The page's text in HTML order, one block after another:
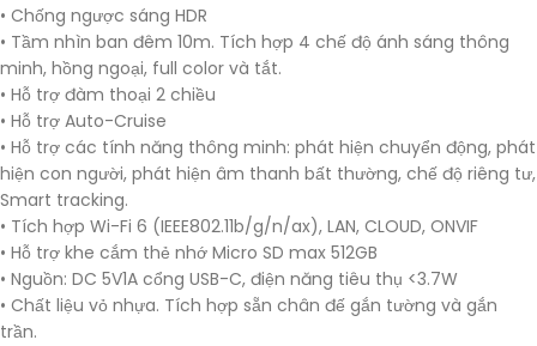
• Chống ngược sáng HDR
• Tầm nhìn ban đêm 10m. Tích hợp 4 chế độ ánh sáng thông
minh, hồng ngoại, full color và tắt.
• Hỗ trợ đàm thoại 2 chiều
• Hỗ trợ Auto-Cruise
• Hỗ trợ các tính năng thông minh: phát hiện chuyển động, phát
hiện con người, phát hiện âm thanh bất thường, chế độ riêng tư,
Smart tracking.
• Tích hợp Wi-Fi 6 (IEEE802.11b/g/n/ax), LAN, CLOUD, ONVIF
• Hỗ trợ khe cắm thẻ nhớ Micro SD max 512GB
• Nguồn: DC 5V1A cổng USB-C, điện năng tiêu thụ <3.7W
• Chất liệu vỏ nhựa. Tích hợp sẵn chân đế gắn tường và gắn
trần.